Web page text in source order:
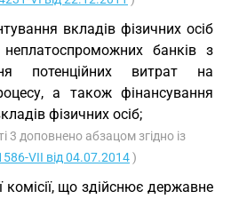
вкладів фізичних осіб
банків з
потенційних витрат на
а також фінансування
фізичних осіб;
3 доповнено абзацом згідно із
VII від 04.07.2014)
комісії, що здійснює державне